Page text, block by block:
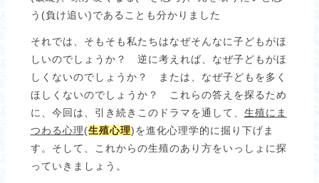
う(負け追い)であることも分かりました
それでは、そもそも私たちはなぜそんなに子どもがほ
しいのでしょうか？ 逆に考えれば、なぜ子どもがほ
しくないのでしょうか？ または、なぜ子どもを多く
ほしくないのでしょうか？ これらの答えを探るため
に、今回は、引き続きこのドラマを通して、 生殖にま
つわる心理(生殖心理)を進化心理学的に掘り下げま
す。そして、これからの生殖のあり方をいっしょに探
っていきましょう。